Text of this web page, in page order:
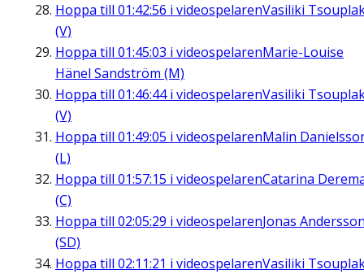
Hoppa till 01:42:56 i videospelarenVasiliki
(V)
Hoppa till 01:45:03 i videospelarenMarie-Louise
Hänel Sandström (M)
Hoppa till 01:46:44i videospelarenVasiliki
(V)
Hoppa till 01:49:05 i videospelarenMalin
(L)
Hoppa till 01:57:15 i videospelarenCatarina
(C)
Hoppa till 02:05:29 i videospelarenJonas
(SD)
Hoppa till 02:11:21 i videospelarenVasiliki